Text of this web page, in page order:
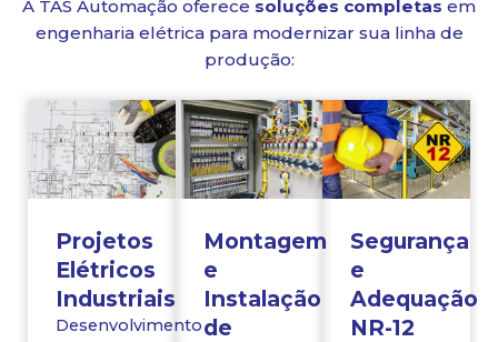
A TAS Automação oferece soluções completas em
engenharia elétrica para modernizar sua linha de
produção:
Projetos
Elétricos
Industriais
Desenvolvimento
Montagem
e
Instalação
de
Segurança
e
Adequação
NR-12